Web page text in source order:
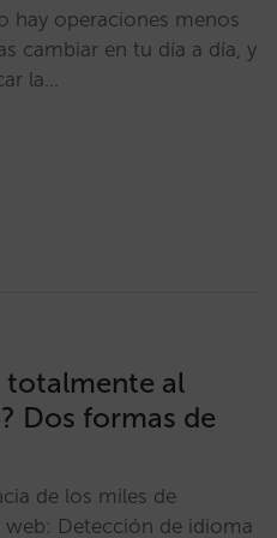
hay operaciones menos
cambiar en tu día a día, y
la…
totalmente al
Dos formas de
de los miles de
Detección de idioma